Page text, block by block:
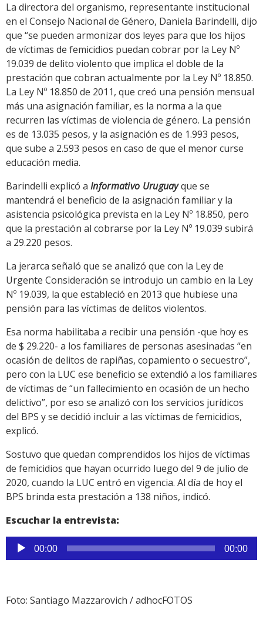
La directora del organismo, representante institucional
en el Consejo Nacional de Género, Daniela Barindelli, dijo
que “se pueden armonizar dos leyes para que los hijos
de víctimas de femicidios puedan cobrar por la Ley Nº
19.039 de delito violento que implica el doble de la
prestación que cobran actualmente por la Ley Nº 18.850.
La Ley Nº 18.850 de 2011, que creó una pensión mensual
más una asignación familiar, es la norma a la que
recurren las víctimas de violencia de género. La pensión
es de 13.035 pesos, y la asignación es de 1.993 pesos,
que sube a 2.593 pesos en caso de que el menor curse
educación media.
Barindelli explicó a Informativo Uruguayque se
mantendrá el beneficio de la asignación familiar y la
asistencia psicológica prevista en la Ley Nº 18.850, pero
que la prestación al cobrarse por la Ley Nº 19.039 subirá
a 29.220 pesos.
La jerarca señaló que se analizó que con la Ley de
Urgente Consideración se introdujo un cambio en la Ley
Nº 19.039, la que estableció en 2013 que hubiese una
pensión para las víctimas de delitos violentos.
Esa norma habilitaba a recibir una pensión -que hoy es
de $ 29.220- a los familiares de personas asesinadas “en
ocasión de delitos de rapiñas, copamiento o secuestro”,
pero con la LUC ese beneficio se extendió a los familiares
de víctimas de “un fallecimiento en ocasión de un hecho
delictivo”, por eso se analizó con los servicios jurídicos
del BPS y se decidió incluir a las víctimas de femicidios,
explicó.
Sostuvo que quedan comprendidos los hijos de víctimas
de femicidios que hayan ocurrido luego del 9 de julio de
2020, cuando la LUC entró en vigencia. Al día de hoy el
BPS brinda esta prestación a 138 niños, indicó.
Escuchar la entrevista:
Reproductor
de
00:00 00:00
Foto: Santiago Mazzarovich / adhocFOTOS